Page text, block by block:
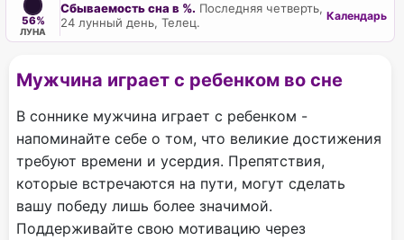
56%
ЛУНА
Сбываемость сна в %. Последняя четверть,
24 лунный день, Телец.
Календарь
Мужчина играет с ребенком во сне
В соннике мужчина играет с ребенком -
напоминайте себе о том, что великие достижения
требуют времени и усердия. Препятствия,
которые встречаются на пути, могут сделать
вашу победу лишь более значимой.
Поддерживайте свою мотивацию через